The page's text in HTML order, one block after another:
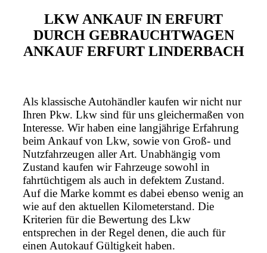
LKW ANKAUF IN ERFURT
DURCH GEBRAUCHTWAGEN
ANKAUF ERFURT LINDERBACH
Als klassische Autohändler kaufen wir nicht nur
Ihren Pkw. Lkw sind für uns gleichermaßen von
Interesse. Wir haben eine langjährige Erfahrung
beim Ankauf von Lkw, sowie von Groß- und
Nutzfahrzeugen aller Art. Unabhängig vom
Zustand kaufen wir Fahrzeuge sowohl in
fahrtüchtigem als auch in defektem Zustand.
Auf die Marke kommt es dabei ebenso wenig an
wie auf den aktuellen Kilometerstand. Die
Kriterien für die Bewertung des Lkw
entsprechen in der Regel denen, die auch für
einen Autokauf Gültigkeit haben.